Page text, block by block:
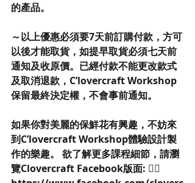
的產品。
～以上優惠必須要7天前訂購付款，方可
以後才能取貨，如提早取貨必須七天前
通知及收原價。已經付款不能更改款式
及取消退款，C’lovercraft Workshop
保留最終決定權，不會事前通知。
如果你對美麗的保鮮花有興趣，不妨來
到C’lovercraft Workshop體驗設計製
作的樂趣。 欲了解更多課程細節，請瀏
覽Clovercraft Facebook版面: 👉🏻